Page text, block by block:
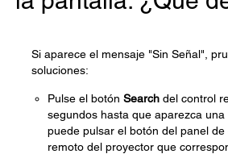
Si aparece el mensaje "Sin Señal",
soluciones:
Pulse el botón Search del control
segundos hasta que aparezca una
puede pulsar el botón del panel
remoto del proyector que